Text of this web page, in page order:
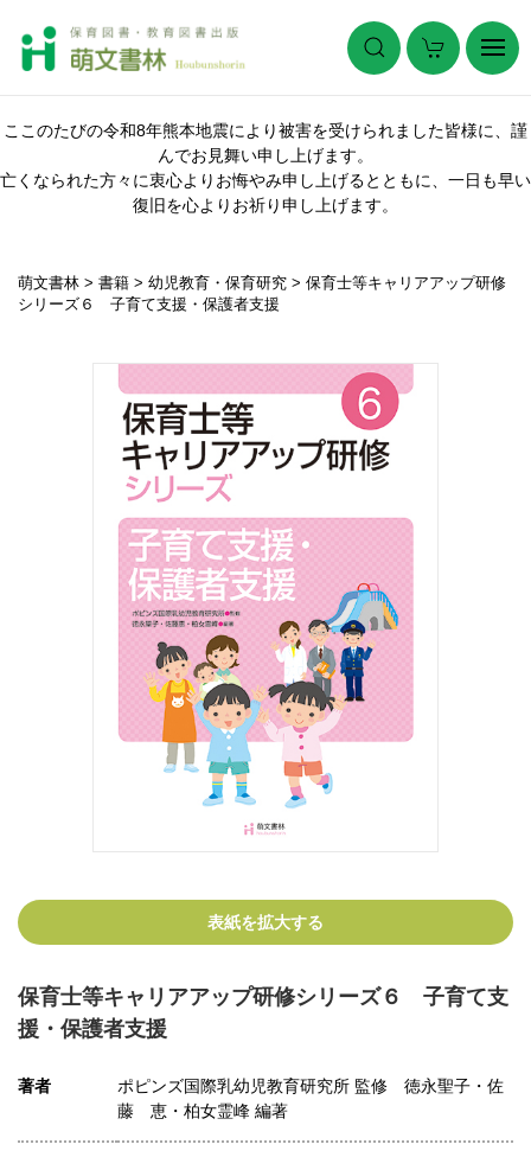
ここのたびの令和8年熊本地震により被害を受けられました皆様に、謹
んでお見舞い申し上げます。
亡くなられた方々に衷心よりお悔やみ申し上げるとともに、一日も早い
復旧を心よりお祈り申し上げます。
萌文書林 > 書籍 > 幼児教育・保育研究 > 保育士等キャリアアップ研修
シリーズ６ 子育て支援・保護者支援
表紙を拡大する
保育士等キャリアアップ研修シリーズ６ 子育て支
援・保護者支援
著者
ポピンズ国際乳幼児教育研究所 監修 徳永聖子・佐
藤 恵・柏女霊峰 編著